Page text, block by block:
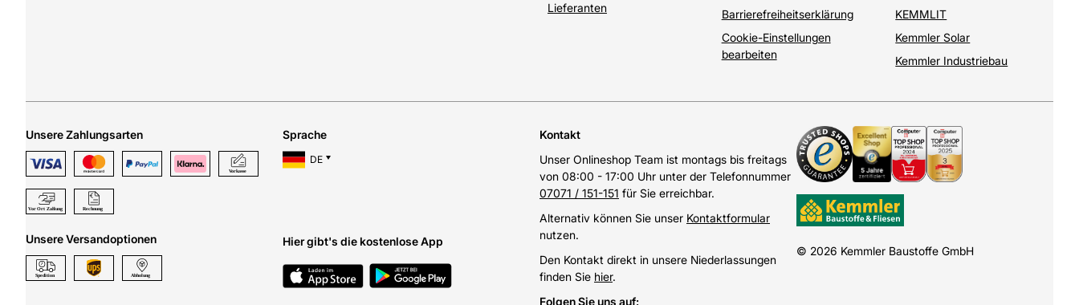
Lieferanten
Barrierefreiheitserklärung
Cookie-Einstellungen
bearbeiten
KEMMLIT
Kemmler Solar
Kemmler Industriebau
Unsere Zahlungsarten
Unsere Versandoptionen
Sprache
DE
Hier gibt's die kostenlose App
Kontakt
Unser Onlineshop Team ist montags bis freitags
von 08:00 - 17:00 Uhr unter der Telefonnummer
07071 / 151-151 für Sie erreichbar.
Alternativ können Sie unser Kontaktformular
nutzen.
Den Kontakt direkt in unsere Niederlassungen
finden Sie hier.
Folgen Sie uns auf:
© 2026 Kemmler Baustoffe GmbH